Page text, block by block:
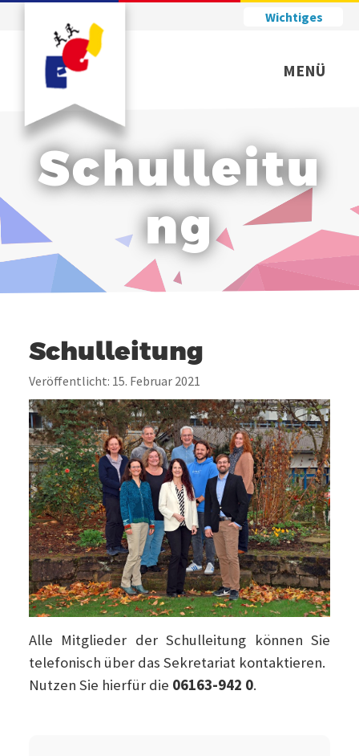
Wichtiges
MENÜ
Schulleitu
ng
Schulleitung
Veröffentlicht: 15. Februar 2021
Alle Mitglieder der Schulleitung können Sie
telefonisch über das Sekretariat kontaktieren.
Nutzen Sie hierfür die 06163-942 0.